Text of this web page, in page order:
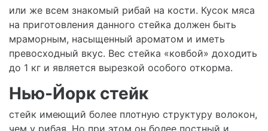
или же всем знакомый рибай на кости. Кусок мяса
на приготовления данного стейка должен быть
мраморным, насыщенный ароматом и иметь
превосходный вкус. Вес стейка «ковбой» доходить
до 1 кг и является вырезкой особого откорма.
Нью-Йорк стейк
стейк имеющий более плотную структуру волокон,
чем у рибая. Но при этом он более постный и